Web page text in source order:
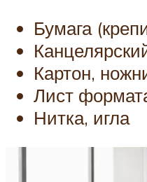
Бумага
Картон,
Лист
Нитка, игла